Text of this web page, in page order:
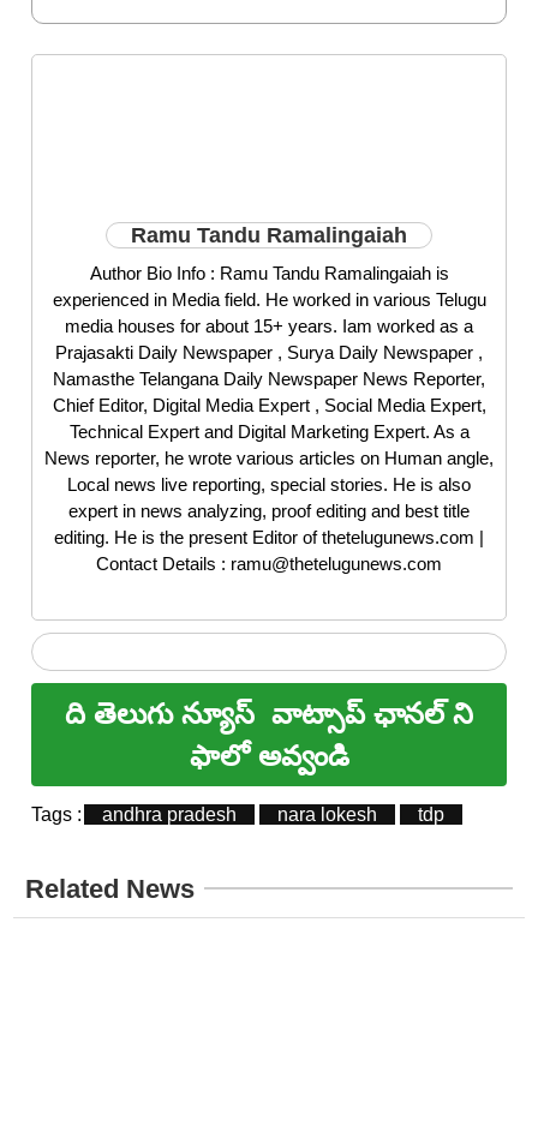
Ramu Tandu Ramalingaiah
Author Bio Info : Ramu Tandu Ramalingaiah is
experienced in Media field. He worked in various Telugu
media houses for about 15+ years. Iam worked as a
Prajasakti Daily Newspaper , Surya Daily Newspaper ,
Namasthe Telangana Daily Newspaper News Reporter,
Chief Editor, Digital Media Expert , Social Media Expert,
Technical Expert and Digital Marketing Expert. As a
News reporter, he wrote various articles on Human angle,
Local news live reporting, special stories. He is also
expert in news analyzing, proof editing and best title
editing. He is the present Editor of thetelugunews.com |
Contact Details : ramu@thetelugunews.com
ది తెలుగు న్యూస్ వాట్సాప్ ఛానల్ ని
ఫాలో అవ్వండి
Tags : andhra pradesh nara lokesh tdp
Related News